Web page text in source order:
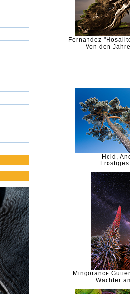
Fernandez
Von den
Held,
Mingorance
Wächter